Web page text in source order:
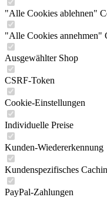
"Alle Cookies ablehnen"
"Alle Cookies annehmen"
Ausgewählter Shop
CSRF-Token
Cookie-Einstellungen
Individuelle Preise
Kunden-Wiedererkennung
Kundenspezifisches
PayPal-Zahlungen